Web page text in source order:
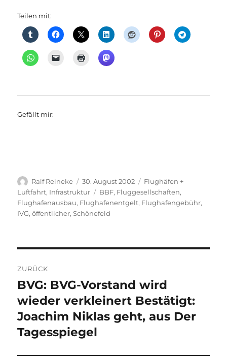
Teilen mit:
Gefällt mir:
Autor
Ralf Reineke
Veröffentlicht
am
30. August 2002 Kategorien
Flughäfen +
Luftfahrt, Infrastruktur Schlagwörter
BBF, Fluggesellschaften,
Flughafenausbau, Flughafenentgelt, Flughafengebühr,
IVG,öffentlicher,Schönefeld
ZURÜCK
Vorheriger
Beitrag:
BVG: BVG-Vorstand wird
wieder verkleinert Bestätigt:
Joachim Niklas geht, aus Der
Tagesspiegel